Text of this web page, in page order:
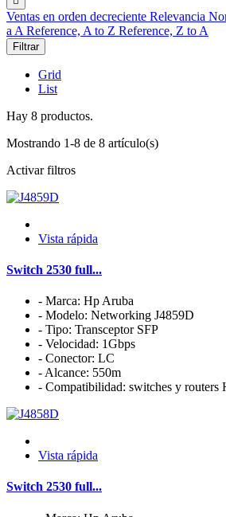
Ventas en orden decreciente Relevancia
a A Reference, A to Z Reference, Z to A
Filtrar
Grid
List
Hay 8 productos.
Mostrando 1-8 de 8 artículo(s)
Activar filtros
Vista rápida
Switch 2530 full...
- Marca: Hp Aruba
- Modelo: Networking J4859D
- Tipo: Transceptor SFP
- Velocidad: 1Gbps
- Conector: LC
- Alcance: 550m
- Compatibilidad: switches y routers
Vista rápida
Switch 2530 full...